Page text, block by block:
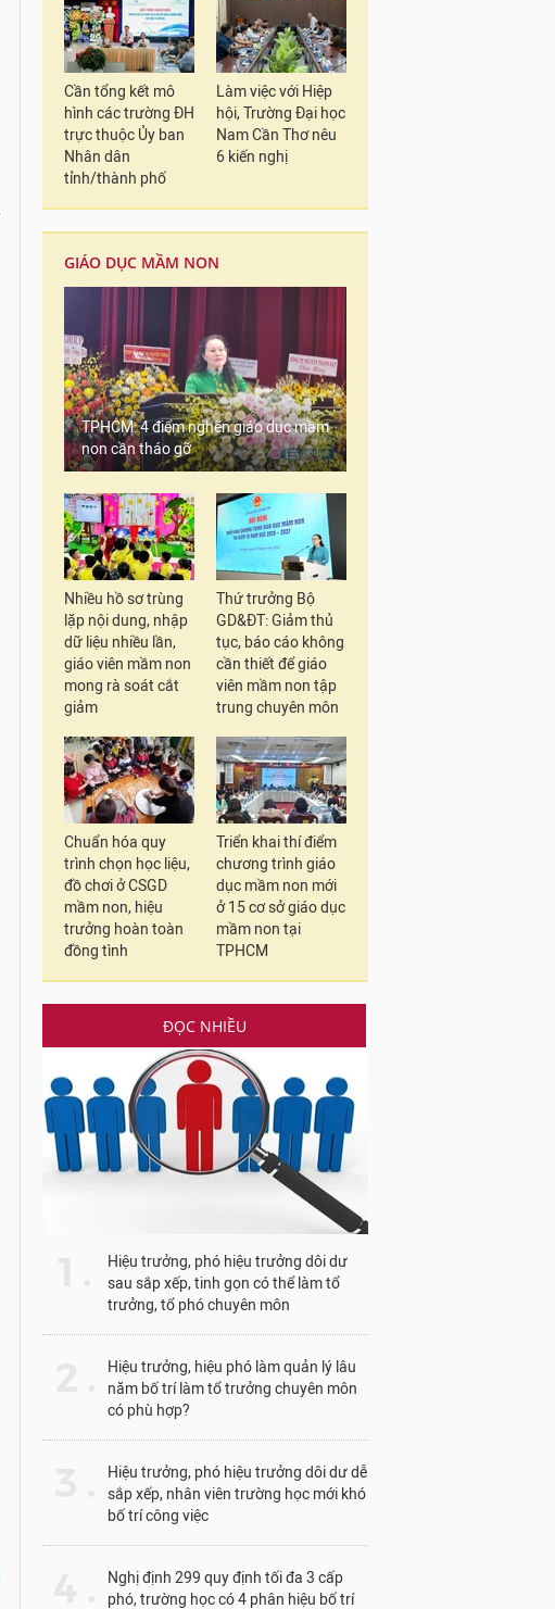
Cần tổng kết mô
hình các trường ĐH
trực thuộc Ủy ban
Nhân dân
tỉnh/thành phố
Làm việc với Hiệp
hội, Trường Đại học
Nam Cần Thơ nêu
6 kiến nghị
GIÁO DỤC MẦM NON
TPHCM: 4 điểm nghẽn giáo dục mầm
non cần tháo gỡ
Nhiều hồ sơ trùng
lặp nội dung, nhập
dữ liệu nhiều lần,
giáo viên mầm non
mong rà soát cắt
giảm
Thứ trưởng Bộ
GD&ĐT: Giảm thủ
tục, báo cáo không
cần thiết để giáo
viên mầm non tập
trung chuyên môn
Chuẩn hóa quy
trình chọn học liệu,
đồ chơi ở CSGD
mầm non, hiệu
trưởng hoàn toàn
đồng tình
Triển khai thí điểm
chương trình giáo
dục mầm non mới
ở 15 cơ sở giáo dục
mầm non tại
TPHCM
ĐỌC NHIỀU
Hiệu trưởng, phó hiệu trưởng dôi dư
sau sắp xếp, tinh gọn có thể làm tổ
trưởng, tổ phó chuyên môn
Hiệu trưởng, hiệu phó làm quản lý lâu
năm bố trí làm tổ trưởng chuyên môn
có phù hợp?
Hiệu trưởng, phó hiệu trưởng dôi dư dễ
sắp xếp, nhân viên trường học mới khó
bố trí công việc
Nghị định 299 quy định tối đa 3 cấp
phó, trường học có 4 phân hiệu bố trí